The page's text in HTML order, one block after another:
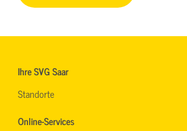
Ihre SVG Saar
Standorte
Online-Services